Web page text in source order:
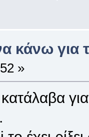
κάνω για
»